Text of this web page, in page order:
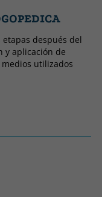
después del
y aplicación de
utilizados